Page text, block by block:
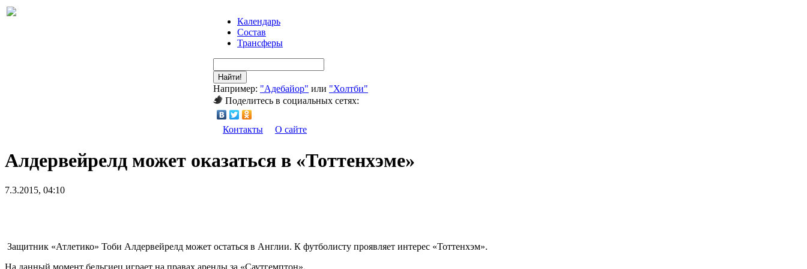
Календарь
Состав
Трансферы
Найти!
Например: "Адебайор" или "Холтби"
Поделитесь в социальных сетях:
Контакты О сайте
Алдервейрелд может оказаться в «Тоттенхэме»
7.3.2015, 04:10
Защитник «Атлетико» Тоби Алдервейрелд может остаться в Англии. К футболисту проявляет интерес «Тоттенхэм».
На данный момент бельгиец играет на правах аренды за «Саутгемптон».